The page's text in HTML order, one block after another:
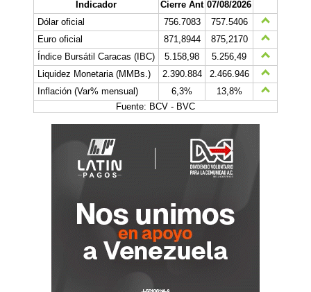
Indicador Cierre Ant 07/08/2026
Dólar oficial
756.7083
757.5406
Euro oficial
871,8944
875,2170
Índice Bursátil Caracas (IBC)
5.158,98
5.256,49
Liquidez Monetaria (MMBs.)
2.390.884
2.466.946
Inflación (Var% mensual)
6,3%
13,8%
Fuente: BCV - BVC